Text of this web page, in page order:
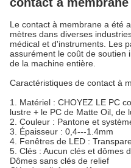
Le contact à membrane a été
mètres dans diverses
médical et d'instruments. Les
assurément le coût de soutien
de la machine entière.
Caractéristiques de contact à
1. Matériel : CHOYEZ LE PC
lustre + le PC de Matte Oil, de
2. Couleur : Pantone et
3. Épaisseur : 0,4---1.4mm
4. Fenêtres de LED :
5. Clés : Aucun clés et dômes
Dômes sans clés de relief